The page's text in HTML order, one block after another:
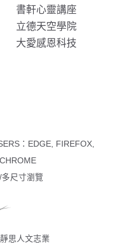
書軒心靈講座
立德天空學院
大愛感恩科技
：EDGE, FIREFOX,
尺寸瀏覽
思人文志業